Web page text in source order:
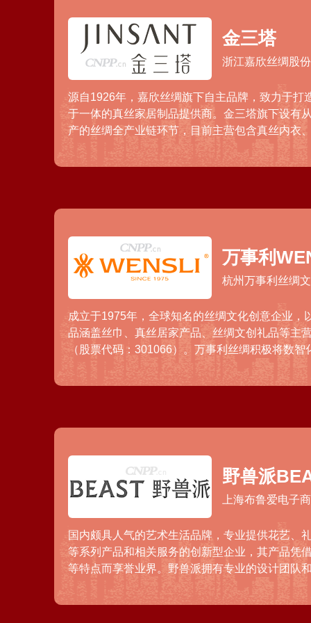
金三塔
浙江嘉欣丝绸股
源自1926年，嘉欣丝绸旗下自主品牌，致力于打
于一体的真丝家居制品提供商。金三塔旗下设有
产的丝绸全产业链环节，目前主营包含真丝内衣
童、真丝家纺和真丝文创系列产品，在线上和线
万事利
杭州万事利丝绸
成立于1975年，全球知名的丝绸文化创意企业，
品涵盖丝巾、真丝居家产品、丝绸文创礼品等主
（股票代码：301066）。万事利丝绸积极将数智
设计、管理等核心环节，旗下产品已服务多项大
野兽派
上海布鲁爱电子
国内颇具人气的艺术生活品牌，专业提供花艺、
等系列产品和相关服务的创新型企业，其产品凭
等特点而享誉业界。野兽派拥有专业的设计团队
会推出季节性产品和创新性产品，在新生代消费